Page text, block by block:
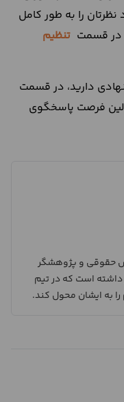
را به طور کامل
در قسمت تنظیم
دارید، در قسمت
فرصت پاسخگوی
حقوقی و پژوهشگر
داشته است که در تیم
به ایشان محول کند.